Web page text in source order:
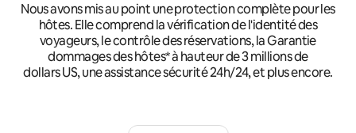
Nous avons mis au point une protection complète pour les
hôtes. Elle comprend la vérification de l'identité des
voyageurs, le contrôle des réservations, la Garantie
dommages des hôtes* à hauteur de 3 millions de
dollars US, une assistance sécurité 24h/24, et plus encore.